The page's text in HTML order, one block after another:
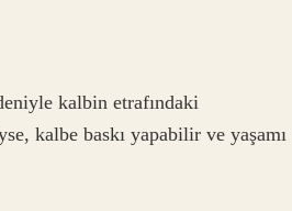
kalbin etrafındaki
kalbe baskı yapabilir ve yaşamı